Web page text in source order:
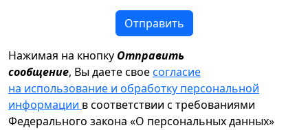
Отправить
Нажимая на кнопку Отправить
сообщение, Вы даете своесогласие
на использование и обработку персональной
информации в соответствии с требованиями
Федерального закона «О персональных данных»